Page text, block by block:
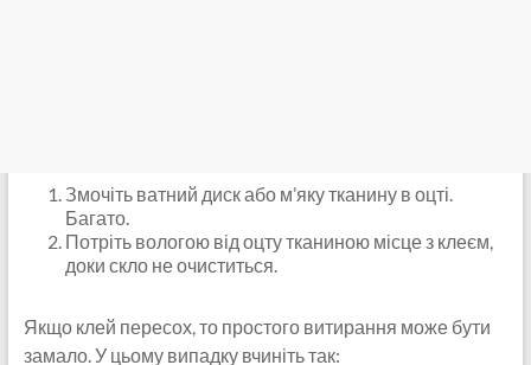
Змочіть ватний диск або м’яку тканину в оцті.
Багато.
Потріть вологою від оцту тканиною місце з клеєм,
доки скло не очиститься.
Якщо клей пересох, то простого витирання може бути
замало. У цьому випадку вчиніть так: